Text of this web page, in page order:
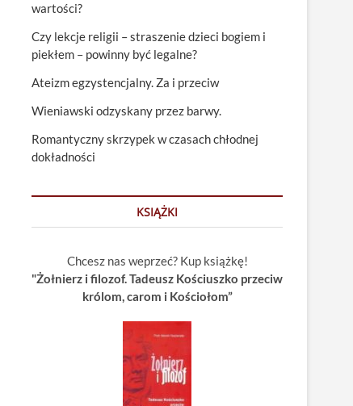
wartości?
Czy lekcje religii – straszenie dzieci bogiem i
piekłem – powinny być legalne?
Ateizm egzystencjalny. Za i przeciw
Wieniawski odzyskany przez barwy.
Romantyczny skrzypek w czasach chłodnej
dokładności
KSIĄŻKI
Chcesz nas weprzeć? Kup książkę!
"Żołnierz i filozof. Tadeusz Kościuszko przeciw
królom, carom i Kościołom”